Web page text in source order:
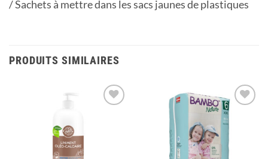
/ Sachets à mettre dans les sacs jaunes de plastiques
PRODUITS SIMILAIRES